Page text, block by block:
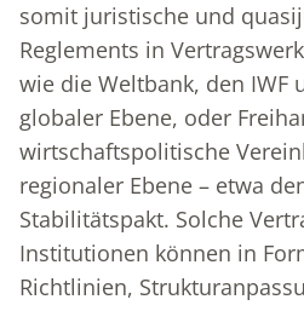
somit juristische und
Reglements in
wie die Weltbank, den IWF
globaler Ebene, oder
wirtschaftspolitische
regionaler Ebene – etwa
Stabilitätspakt. Solche
Institutionen können in
Richtlinien,